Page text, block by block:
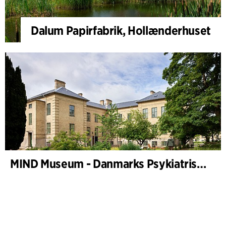
Dalum Papirfabrik, Hollænderhuset
MIND Museum - Danmarks Psykiatriske Museum